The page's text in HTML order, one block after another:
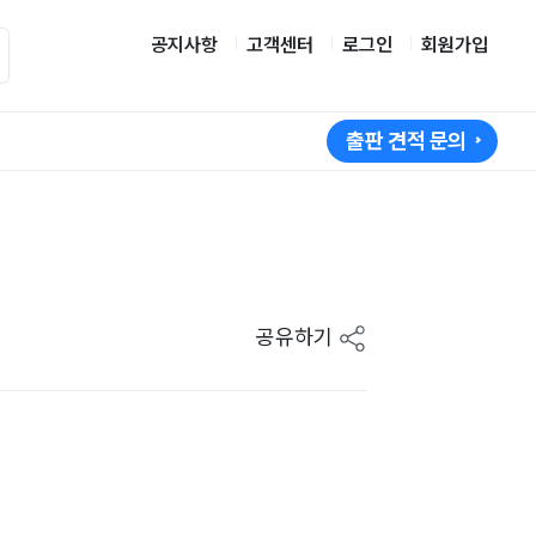
공지사항 고객센터 로그인 회원가입
출판 견적 문의
공유하기